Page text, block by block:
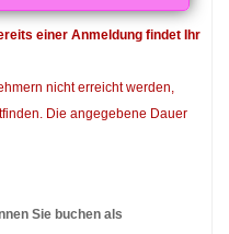
einer Anmeldung findet Ihr
nicht erreicht werden,
Die angegebene Dauer
Sie buchen als